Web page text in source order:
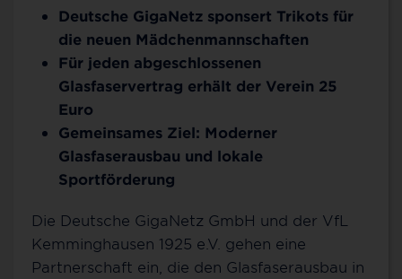
Deutsche GigaNetz sponsert Trikots für
die neuen Mädchenmannschaften
Für jeden abgeschlossenen
Glasfaservertrag erhält der Verein 25
Euro
Gemeinsames Ziel: Moderner
Glasfaserausbau und lokale
Sportförderung
Die Deutsche GigaNetz GmbH und der VfL
Kemminghausen 1925 e.V. gehen eine
Partnerschaft ein, die den Glasfaserausbau in